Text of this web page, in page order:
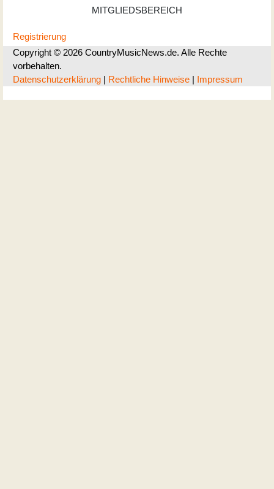
MITGLIEDSBEREICH
Registrierung
Copyright © 2026 CountryMusicNews.de. Alle Rechte
vorbehalten.
Datenschutzerklärung | Rechtliche Hinweise | Impressum